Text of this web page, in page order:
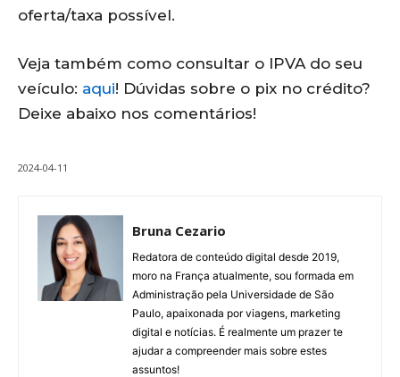
oferta/taxa possível.
Veja também como consultar o IPVA do seu
veículo: aqui! Dúvidas sobre o pix no crédito?
Deixe abaixo nos comentários!
2024-04-11
Bruna Cezario
Redatora de conteúdo digital desde 2019,
moro na França atualmente, sou formada em
Administração pela Universidade de São
Paulo, apaixonada por viagens, marketing
digital e notícias. É realmente um prazer te
ajudar a compreender mais sobre estes
assuntos!